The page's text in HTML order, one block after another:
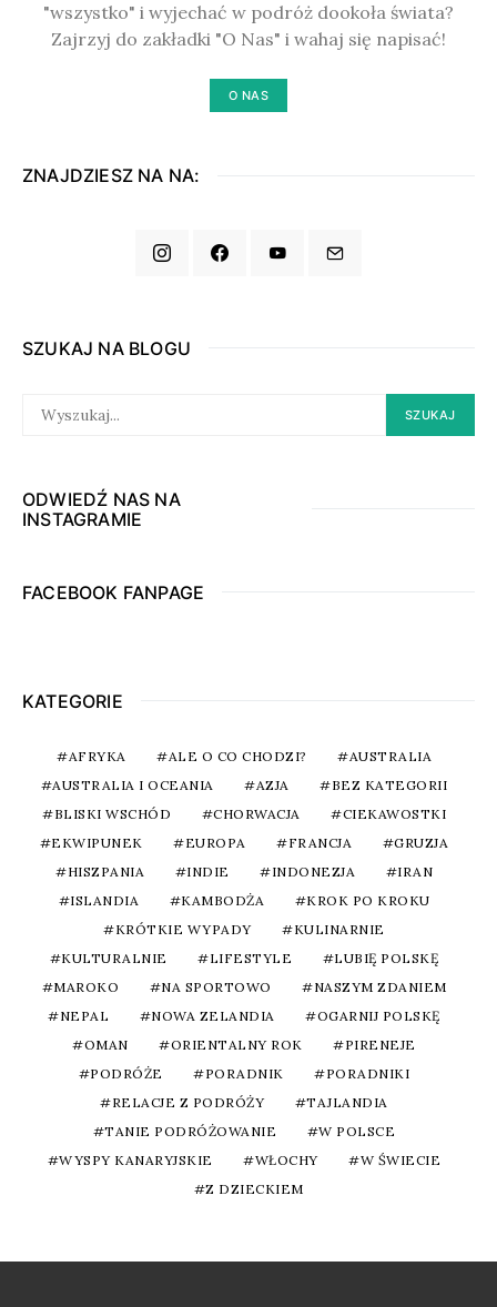
"wszystko" i wyjechać w podróż dookoła świata?
Zajrzyj do zakładki "O Nas" i wahaj się napisać!
O NAS
ZNAJDZIESZ NA NA:
SZUKAJ NA BLOGU
FOR:
SZUKAJ
ODWIEDŹ NAS NA
INSTAGRAMIE
FACEBOOK FANPAGE
KATEGORIE
AFRYKA ALE O CO CHODZI?
AUSTRALIA
AUSTRALIA I OCEANIA
AZJA
BEZ KATEGORII
BLISKI WSCHÓD
CHORWACJA
CIEKAWOSTKI
EKWIPUNEK
EUROPA FRANCJA
GRUZJA
HISZPANIA
INDIE INDONEZJA
IRAN
ISLANDIA
KAMBODŻA
KROK PO KROKU
KRÓTKIE WYPADY
KULINARNIE
KULTURALNIE
LIFESTYLE
LUBIĘ POLSKĘ
MAROKO
NA SPORTOWO
NASZYM ZDANIEM
NEPAL
NOWA ZELANDIA
OGARNIJ POLSKĘ
OMAN
ORIENTALNY ROK
PIRENEJE
PODRÓŻE
PORADNIK
PORADNIKI
RELACJE Z PODRÓŻY
TAJLANDIA
TANIE PODRÓŻOWANIE
W POLSCE
WYSPY KANARYJSKIE
WŁOCHY
W ŚWIECIE
Z DZIECKIEM